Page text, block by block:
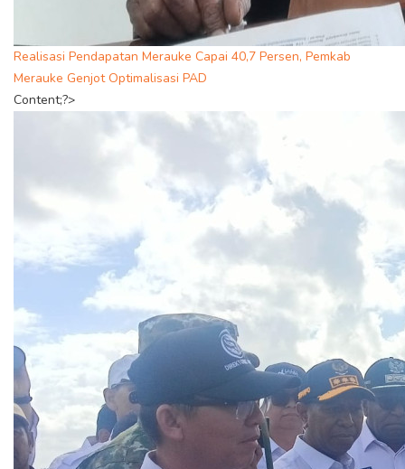
Realisasi Pendapatan Merauke Capai 40,7 Persen, Pemkab
Merauke Genjot Optimalisasi PAD
Content;?>